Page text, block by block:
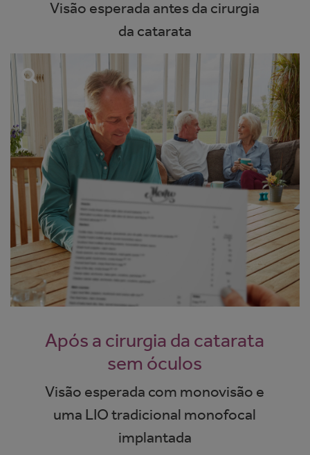
Visão esperada antes da cirurgia
da catarata
Após a cirurgia da catarata
sem óculos
Visão esperada com monovisão e
uma LIO tradicional monofocal
implantada